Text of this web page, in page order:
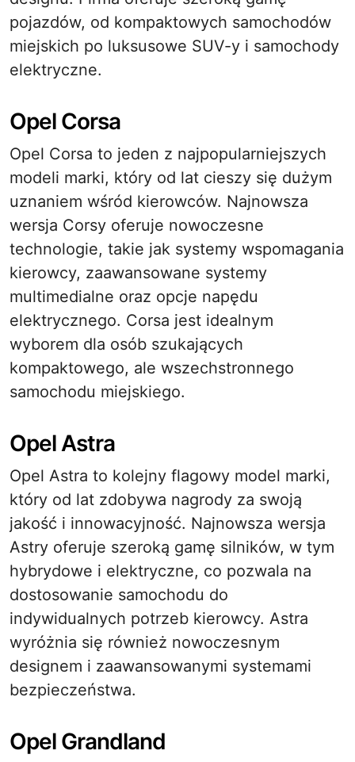
pojazdów, od kompaktowych samochodów
miejskich po luksusowe SUV-y i samochody
elektryczne.
Opel Corsa
Opel Corsa to jeden z najpopularniejszych
modeli marki, który od lat cieszy się dużym
uznaniem wśród kierowców. Najnowsza
wersja Corsy oferuje nowoczesne
technologie, takie jak systemy wspomagania
kierowcy, zaawansowane systemy
multimedialne oraz opcje napędu
elektrycznego. Corsa jest idealnym
wyborem dla osób szukających
kompaktowego, ale wszechstronnego
samochodu miejskiego.
Opel Astra
Opel Astra to kolejny flagowy model marki,
który od lat zdobywa nagrody za swoją
jakość i innowacyjność. Najnowsza wersja
Astry oferuje szeroką gamę silników, w tym
hybrydowe i elektryczne, co pozwala na
dostosowanie samochodu do
indywidualnych potrzeb kierowcy. Astra
wyróżnia się również nowoczesnym
designem i zaawansowanymi systemami
bezpieczeństwa.
Opel Grandland